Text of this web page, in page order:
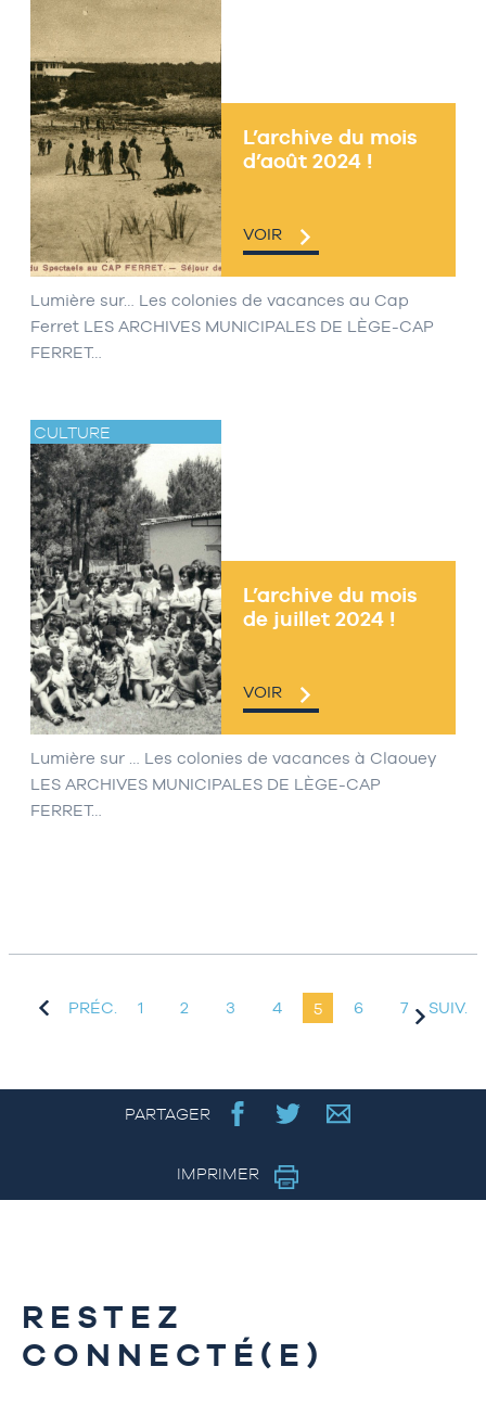
L’archive du mois
d’août 2024 !
VOIR
Lumière sur… Les colonies de vacances au Cap
Ferret LES ARCHIVES MUNICIPALES DE LÈGE-CAP
FERRET…
CULTURE
L’archive du mois
de juillet 2024 !
VOIR
Lumière sur … Les colonies de vacances à Claouey
LES ARCHIVES MUNICIPALES DE LÈGE-CAP
FERRET…
PRÉC. 1 2 3 4 5 6 7 SUIV.
PARTAGER
IMPRIMER
RESTEZ
CONNECTÉ(E)